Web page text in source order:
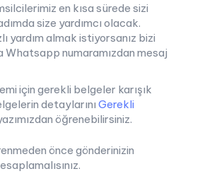
en kısa sürede sizi
size yardımcı olacak.
yardım almak istiyorsanız bizi
Whatsapp numaramızdan mesaj
için gerekli belgeler karışık
detaylarını Gerekli
öğrenebilirsiniz.
önce gönderinizin